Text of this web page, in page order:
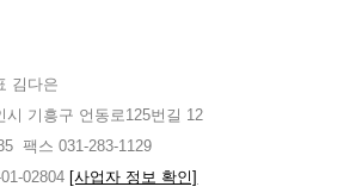
김다은
시 기흥구 언동로125번길 12
팩스 031-283-1129
02804 [사업자 정보 확인]